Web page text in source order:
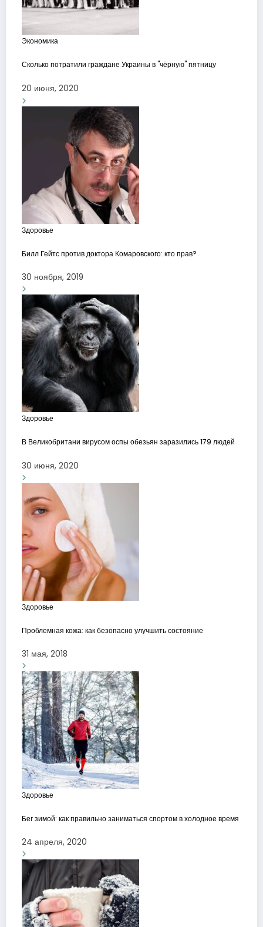
Экономика
Сколько потратили граждане Украины в "чёрную" пятницу
20 июня, 2020
Здоровье
Билл Гейтс против доктора Комаровского: кто прав?
30 ноября, 2019
Здоровье
В Великобритани вирусом оспы обезьян заразились 179 людей
30 июня, 2020
Здоровье
Проблемная кожа: как безопасно улучшить состояние
31 мая, 2018
Здоровье
Бег зимой: как правильно заниматься спортом в холодное время
24 апреля, 2020